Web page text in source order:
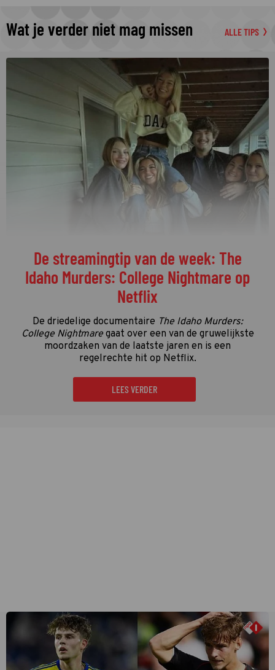
Wat je verder niet mag missen ALLE TIPS
De streamingtip van de week: The
Idaho Murders: College Nightmare op
Netflix
De driedelige documentaire The Idaho Murders:
College Nightmaregaat over een van de gruwelijkste
moordzaken van de laatste jaren en is een
regelrechte hit op Netflix.
LEES VERDER